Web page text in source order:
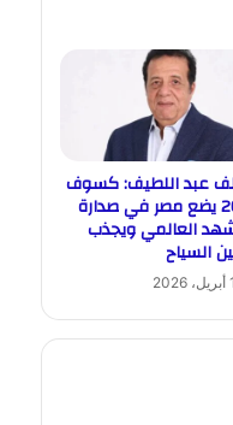
عبد اللطيف: كسوف
2027 يضع مصر في صدارة
العالمي ويجذب
السياح